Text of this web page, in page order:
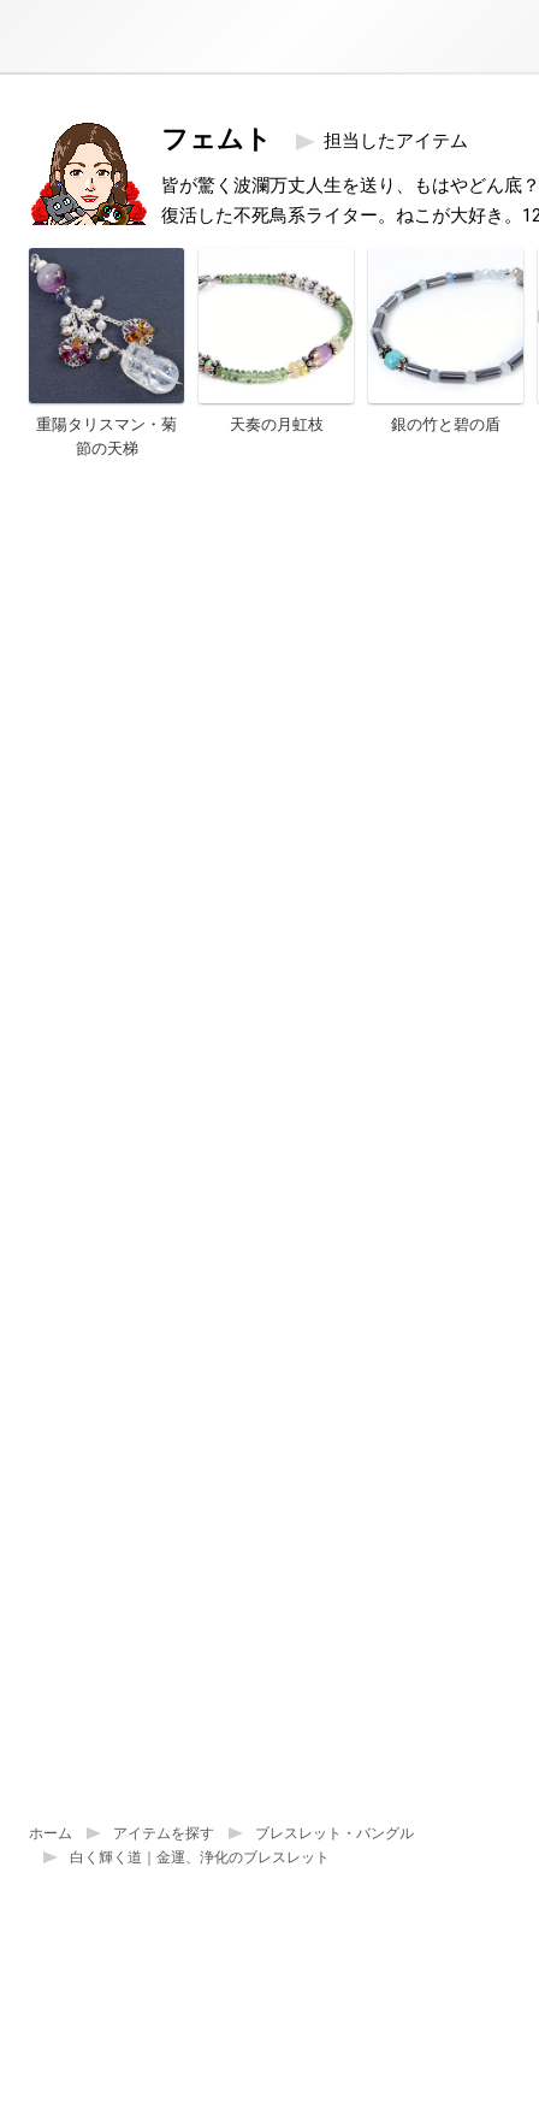
フェムト 担当したアイテム
皆が驚く波瀾万丈人生を送り、もはやどん底
復活した不死鳥系ライター。ねこが大好き。
重陽タリスマン・菊
節の天梯
天奏の月虹枝 銀の竹と碧の盾
ホーム アイテムを探す
ブレスレット・バングル
白く輝く道｜金運、浄化のブレスレット